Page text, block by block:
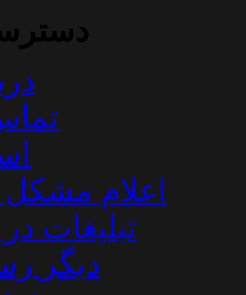
اعلام
تبلیغات
دیگر